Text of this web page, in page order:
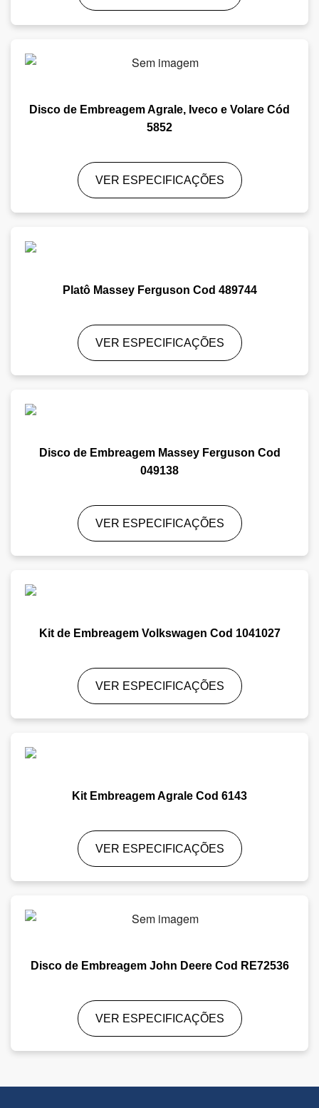
Disco de Embreagem Agrale, Iveco e Volare Cód
5852
VER ESPECIFICAÇÕES
Platô Massey Ferguson Cod 489744
VER ESPECIFICAÇÕES
Disco de Embreagem Massey Ferguson Cod
049138
VER ESPECIFICAÇÕES
Kit de Embreagem Volkswagen Cod 1041027
VER ESPECIFICAÇÕES
Kit Embreagem Agrale Cod 6143
VER ESPECIFICAÇÕES
Disco de Embreagem John Deere Cod RE72536
VER ESPECIFICAÇÕES